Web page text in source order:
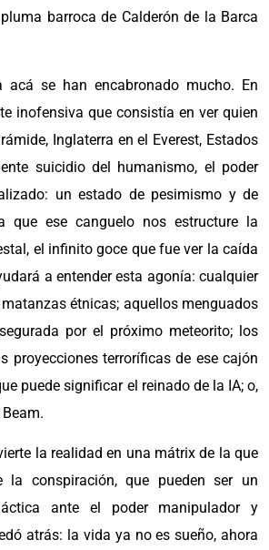
barroca de Calderón de la Barca
se han encabronado mucho. En
inofensiva que consistía en ver quien
Inglaterra en el Everest, Estados
suicidio del humanismo, el poder
un estado de pesimismo y de
que ese canguelo nos estructure la
el infinito goce que fue ver la caída
a entender esta agonía: cualquier
étnicas; aquellos menguados
por el próximo meteorito; los
proyecciones terroríficas de ese cajón
puede significar el reinado de la IA; o,
la realidad en una mátrix de la que
la conspiración, que pueden ser un
ante el poder manipulador y
atrás: la vida ya no es sueño, ahora